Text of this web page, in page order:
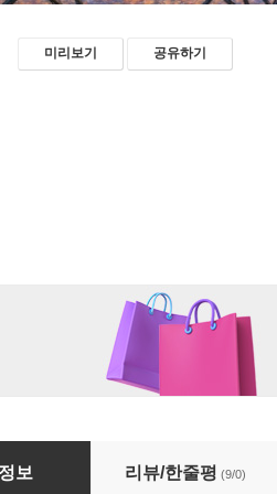
미리보기 공유하기
이렇게 시작된다
보 리뷰/한줄평 (9/0)